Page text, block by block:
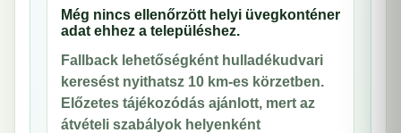
Még nincs ellenőrzött helyi üvegkonténer
adat ehhez a településhez.
Fallback lehetőségként hulladékudvari
keresést nyithatsz 10 km-es körzetben.
Előzetes tájékozódás ajánlott, mert az
átvételi szabályok helyenként